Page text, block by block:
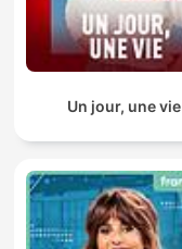
Un jour, une vie